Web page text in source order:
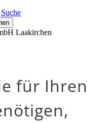
Suche
Laakirchen
für Ihren